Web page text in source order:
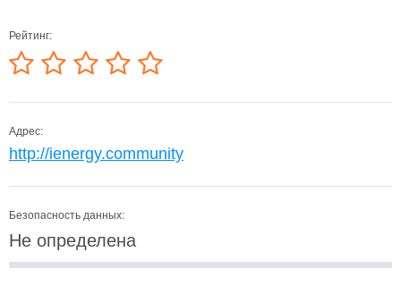
Рейтинг:
Адрес:
http://ienergy.community
Безопасность данных:
Не определена